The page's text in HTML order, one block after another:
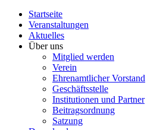
Startseite
Veranstaltungen
Aktuelles
Über uns
Mitglied werden
Verein
Ehrenamtlicher Vorstand
Geschäftsstelle
Institutionen und Partner
Beitragsordnung
Satzung